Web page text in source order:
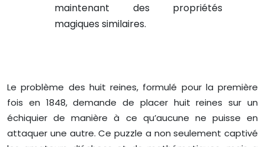
maintenant des propriétés
magiques similaires.
Le problème des huit reines, formulé pour la première
fois en 1848, demande de placer huit reines sur un
échiquier de manière à ce qu’aucune ne puisse en
attaquer une autre. Ce puzzle a non seulement captivé